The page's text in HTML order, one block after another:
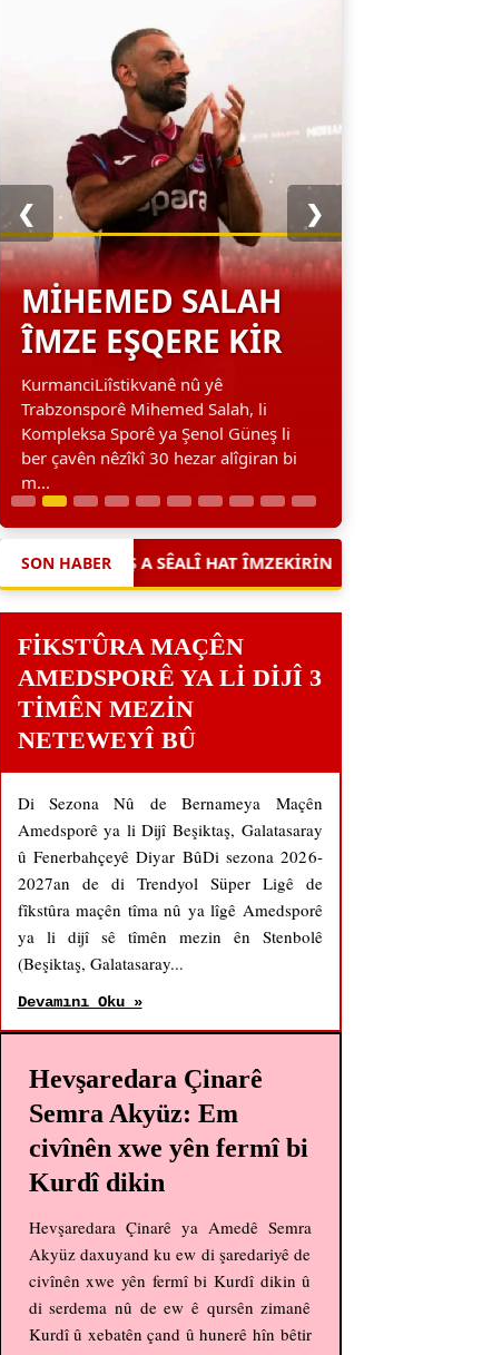
MIHEMED SALAH
ÎMZE EŞQERE KIR
KurmanciLiîstikvanê nû yê
Trabzonsporê Mihemed Salah, li
Kompleksa Sporê ya Şenol Güneş li
ber çavên nêzîkî 30 hezar alîgiran bi
m...
❮ ❯
SON HABER
HAT ÎMZEKIRIN | MIHEMED SALAH ÎMZE EŞQERE
FIKSTÛRA MAÇÊN
AMEDSPORÊ YA LI DIJÎ 3
TIMÊN MEZIN
NETEWEYÎ BÛ
Di Sezona Nû de Bernameya Maçên
Amedsporê ya li Dijî Beşiktaş, Galatasaray
û Fenerbahçeyê Diyar BûDi sezona 2026-
2027an de di Trendyol Süper Ligê de
fîkstûra maçên tîma nû ya lîgê Amedsporê
ya li dijî sê tîmên mezin ên Stenbolê
(Beşiktaş, Galatasaray...
Devamını Oku »
Hevşaredara Çinarê
Semra Akyüz: Em
civînên xwe yên fermî bi
Kurdî dikin
Hevşaredara Çinarê ya Amedê Semra
Akyüz daxuyand ku ew di şaredariyê de
civînên xwe yên fermî bi Kurdî dikin û
di serdema nû de ew ê qursên zimanê
Kurdî û xebatên çand û hunerê hîn bêtir